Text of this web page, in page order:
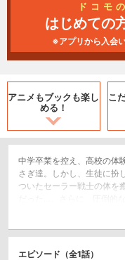
ドコモ
はじめての
※アプリから入会
アニメもブックも楽し
める！
こ
中学卒業を控え、高校の体
さぎ達。しかし、生徒に扮
ついたセーラー戦士の体を
だった…。さらに、圧倒的
ン達の前に登場。彼女た
エピソード（全1話）